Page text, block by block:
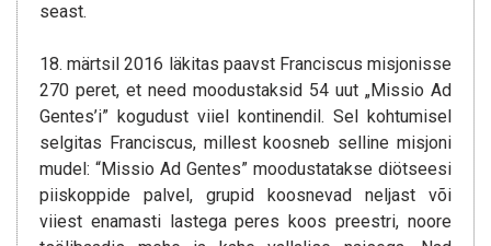
seast.
18. märtsil 2016 läkitas paavst Franciscus misjonisse
270 peret, et need moodustaksid 54 uut „Missio Ad
Gentes’i” kogudust viiel kontinendil. Sel kohtumisel
selgitas Franciscus, millest koosneb selline misjoni
mudel: “Missio Ad Gentes” moodustatakse diötseesi
piiskoppide palvel, grupid koosnevad neljast või
viiest enamasti lastega peres koos preestri, noore